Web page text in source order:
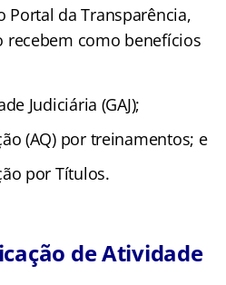
Portal da Transparência,
recebem como benefícios
Judiciária (GAJ);
(AQ) por treinamentos; e
por Títulos.
de Atividade